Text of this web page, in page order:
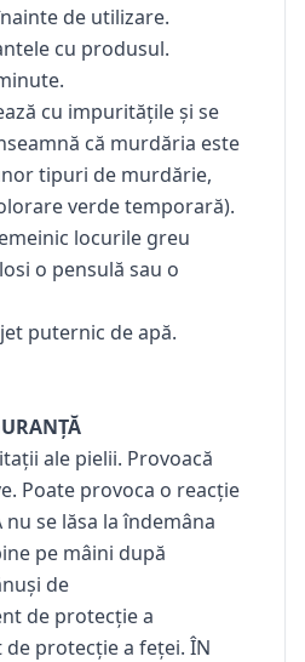
de utilizare.
cu produsul.
cu impuritățile și se
că murdăria este
tipuri de murdărie,
verde temporară).
locurile greu
o pensulă sau o
puternic de apă.
ale pielii. Provoacă
Poate provoca o reacție
se lăsa la îndemâna
pe mâini după
de
de protecție a
protecție a feței. ÎN